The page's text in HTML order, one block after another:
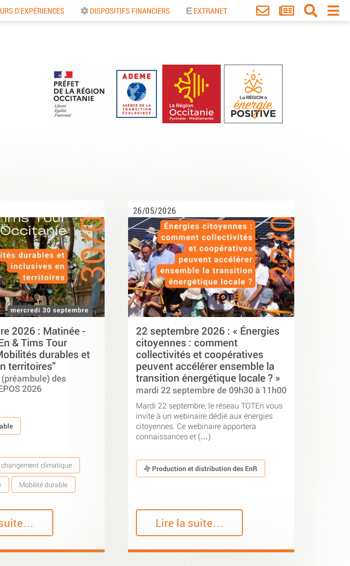
D'EXPÉRIENCES DISPOSITIFS FINANCIERS EXTRANET
2026 : Matinée -
& Tims Tour
durables et
territoires"
(préambule) des
2026
climatique
Mobilité durable
26/05/2026
22 septembre 2026 : « Énergies
citoyennes : comment
collectivités et coopératives
peuvent accélérer ensemble la
transition énergétique locale ? »
mardi 22 septembre de 09h30 à 11h00
Mardi 22 septembre, le réseau TOTEn vous
invite à un webinaire dédié aux énergies
citoyennes. Ce webinaire apportera
connaissances et (…)
Production et distribution des EnR
Lire la suite…